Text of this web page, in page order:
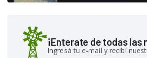
¡Enterate de todas las
Ingresá tu e-mail y recibí